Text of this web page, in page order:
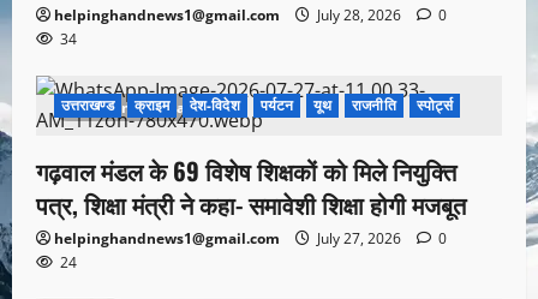
helpinghandnews1@gmail.com July 28, 2026
0
34
1 minute read
उत्तराखण्ड क्राइम देश-विदेश पर्यटन यूथ राजनीति स्पोर्ट्स
गढ़वाल मंडल के 69 विशेष शिक्षकों को मिले नियुक्ति
पत्र, शिक्षा मंत्री ने कहा- समावेशी शिक्षा होगी मजबूत
helpinghandnews1@gmail.com July 27, 2026
0
24